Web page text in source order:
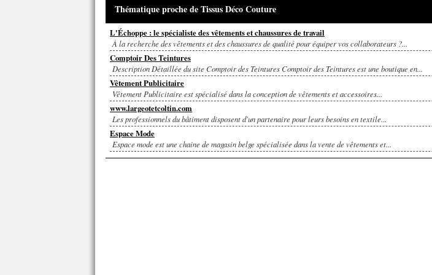
Thématique proche de Tissus Déco Couture
L'Échoppe : le spécialiste des vêtements et chaussures de travail
À la recherche des vêtements et des chaussures de qualité pour équiper vos collaborateurs ?...
Comptoir Des Teintures
Description Détaillée du site Comptoir des Teintures Comptoir des Teintures est une boutique en...
Vêtement Publicitaire
Vêtement Publicitaire est spécialisé dans la conception de vêtements et accessoires...
www.largeotetcoltin.com
Les professionnels du bâtiment disposent d'un partenaire pour leurs besoins en textile...
Espace Mode
Espace mode est une chaine de magasin belge spécialisée dans la vente de vêtements et...